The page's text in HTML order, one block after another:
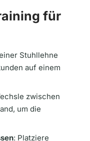
für
Stuhllehne
auf einem
zwischen
um die
: Platziere